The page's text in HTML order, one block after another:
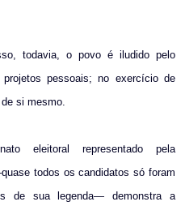
todavia, o povo é iludido pelo
pessoais; no exercício de
si mesmo.
eleitoral representado pela
todos os candidatos só foram
de sua legenda— demonstra a